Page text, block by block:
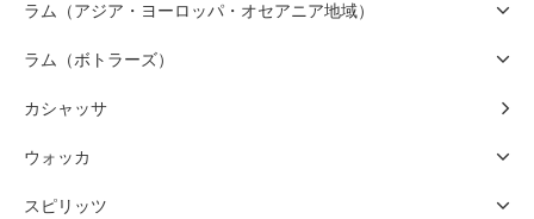
ラム（アジア・ヨーロッパ・オセアニア地域）
ラム（ボトラーズ）
カシャッサ
ウォッカ
スピリッツ